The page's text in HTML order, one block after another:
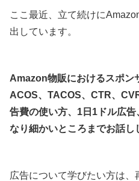
ここ最近、立て続けに
出しています。
Amazon物販におけるスポン
ACOS、TACOS、CTR、
告費の使い方、1日1ドル広
なり細かいところまでお話し
広告について学びたい方は